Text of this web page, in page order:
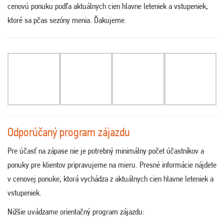
cenovú ponuku podľa aktuálnych cien hlavne leteniek a vstupeniek,
ktoré sa pčas sezóny menia. Ďakujeme.
Odporúčaný program zájazdu
Pre účasť na zápase nie je potrebný minimálny počet účastníkov a
ponuky pre klientov pripravujeme na mieru. Presné informácie nájdete
v cenovej ponuke, ktorá vychádza z aktuálnych cien hlavne leteniek a
vstupeniek.
Nižšie uvádzame orientačný program zájazdu: